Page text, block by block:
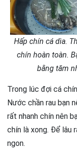
Hấp chín cá dìa.
chín hoàn toàn.
bằng tăm
Trong lúc đợi cá
Nước chần rau bạn
rất nhanh chín nên
chín là xong. Để lâu
ngon.